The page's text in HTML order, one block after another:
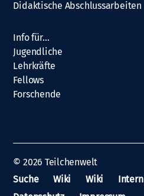
Didaktische Abschlussarbeiten
Info für…
Jugendliche
Lehrkräfte
Fellows
Forschende
© 2026 Teilchenwelt
Suche
Wiki Wiki Intern